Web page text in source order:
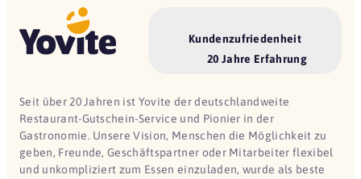
Kundenzufriedenheit
20 Jahre Erfahrung
Seit über 20 Jahren ist Yovite der deutschlandweite
Restaurant-Gutschein-Service und Pionier in der
Gastronomie. Unsere Vision, Menschen die Möglichkeit zu
geben, Freunde, Geschäftspartner oder Mitarbeiter flexibel
und unkompliziert zum Essen einzuladen, wurde als beste